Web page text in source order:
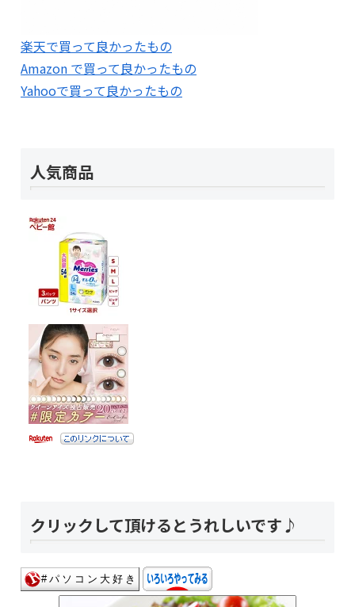
楽天で買って良かったもの
Amazon で買って良かったもの
Yahooで買って良かったもの
人気商品
クリックして頂けるとうれしいです♪